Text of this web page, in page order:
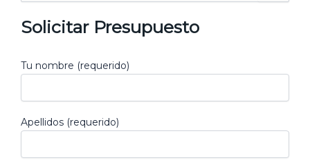
Solicitar Presupuesto
Tu nombre (requerido)
Apellidos (requerido)